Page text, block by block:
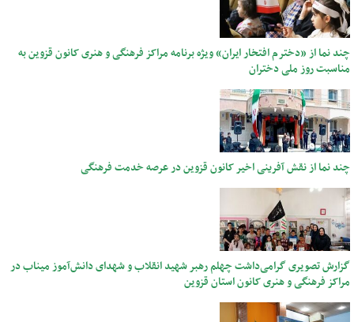
چند نما از «دخترم افتخار ایران» ویژه برنامه مراکز فرهنگی و هنری کانون قزوین به
مناسبت روز ملی دختران
چند نما از نقش آفرینی اخیر کانون قزوین در عرصه خدمت فرهنگی
گزارش تصویری گرامی‌داشت چهلم رهبر شهید انقلاب و شهدای دانش‌آموز میناب در
مراکز فرهنگی و هنری کانون استان قزوین